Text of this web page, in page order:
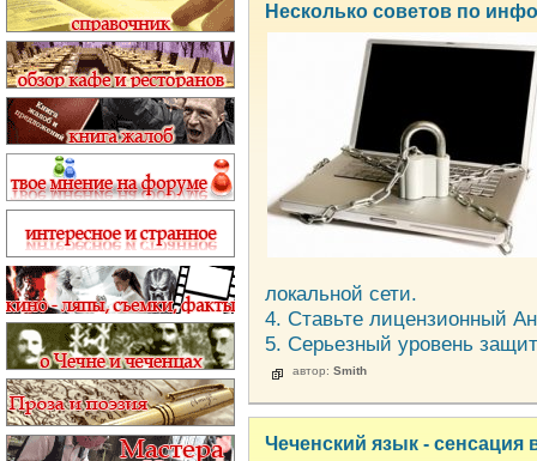
Несколько советов по
локальной сети.
4. Ставьте лицензионный
5. Серьезный уровень
автор: Smith
Чеченский язык - сенсация